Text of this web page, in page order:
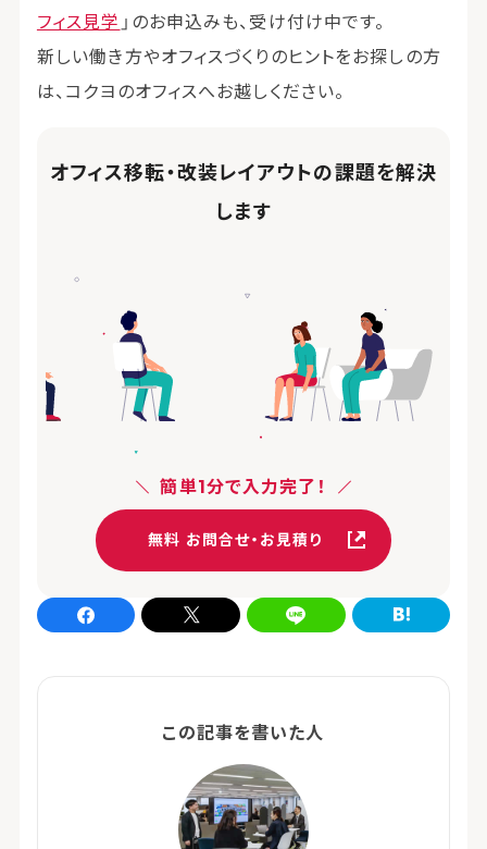
フィス見学 」のお申込みも、受け付け中です。
新しい働き方やオフィスづくりのヒントをお探しの方
は、コクヨのオフィスへお越しください。
オフィス移転・改装レイアウトの課題を解決
します
簡単1分で入力完了！
無料 お問合せ・お見積り
この記事を書いた人